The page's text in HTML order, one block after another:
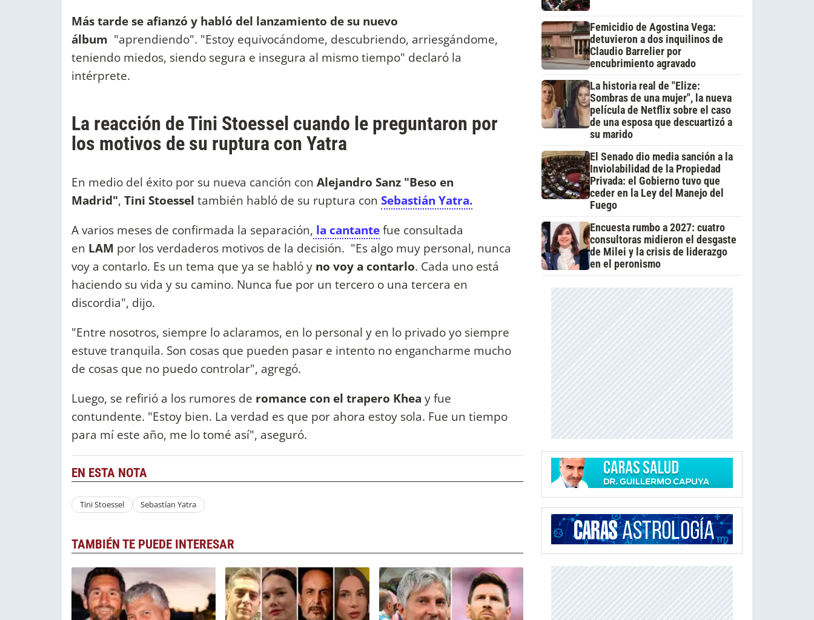
Más tarde se afianzó y habló del lanzamiento de su nuevo
álbum "aprendiendo". "Estoy equivocándome, descubriendo, arriesgándome,
teniendo miedos, siendo segura e insegura al mismo tiempo" declaró la
intérprete.
La reacción de Tini Stoessel cuando le preguntaron por
los motivos de su ruptura con Yatra
En medio del éxito por su nueva canción con Alejandro Sanz "Beso en
Madrid", Tini Stoessel también habló de su ruptura con Sebastián Yatra.
A varios meses de confirmada la separación, la cantantefue consultada
en LAM por los verdaderos motivos de la decisión. "Es algo muy personal, nunca
voy a contarlo. Es un tema que ya se habló y no voy a contarlo. Cada uno está
haciendo su vida y su camino. Nunca fue por un tercero o una tercera en
discordia", dijo.
"Entre nosotros, siempre lo aclaramos, en lo personal y en lo privado yo siempre
estuve tranquila. Son cosas que pueden pasar e intento no engancharme mucho
de cosas que no puedo controlar", agregó.
Luego, se refirió a los rumores de romance con el trapero Khea y fue
contundente. "Estoy bien. La verdad es que por ahora estoy sola. Fue un tiempo
para mí este año, me lo tomé así", aseguró.
EN ESTA NOTA
Tini Stoessel Sebastían Yatra
TAMBIÉN TE PUEDE INTERESAR
Femicidio de Agostina Vega:
detuvieron a dos inquilinos de
Claudio Barrelier por
encubrimiento agravado
La historia real de "Elize:
Sombras de una mujer", la nueva
película de Netflix sobre el caso
de una esposa que descuartizó a
su marido
El Senado dio media sanción a la
Inviolabilidad de la Propiedad
Privada: el Gobierno tuvo que
ceder en la Ley del Manejo del
Fuego
Encuesta rumbo a 2027: cuatro
consultoras midieron el desgaste
de Milei y la crisis de liderazgo
en el peronismo